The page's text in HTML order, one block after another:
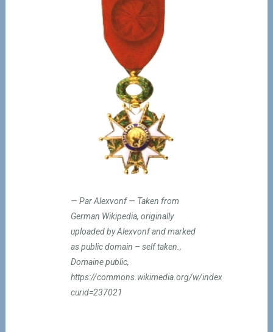
Par Alexvonf — Taken from
German Wikipedia, originally
uploaded by Alexvonf and marked
as public domain – self taken.,
Domaine public,
https://commons.wikimedia.org/w/index.php?
curid=237021